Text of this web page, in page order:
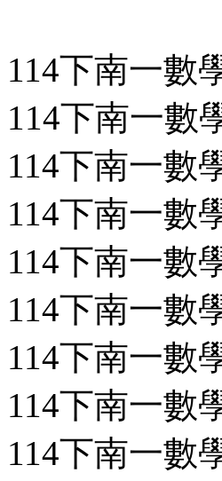
114下南一數
114下南一數
114下南一數
114下南一數
114下南一數
114下南一數
114下南一數
114下南一數
114下南一數